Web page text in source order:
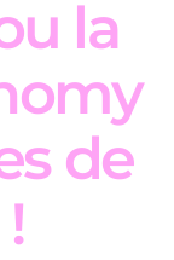
la
de